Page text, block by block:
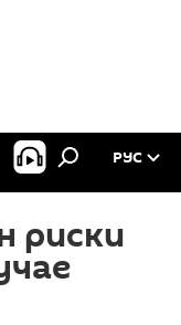
РУС
риски